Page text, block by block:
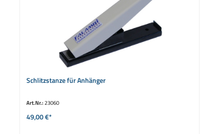
Schlitzstanze für Anhänger
Art.Nr.:23060
49,00 €*